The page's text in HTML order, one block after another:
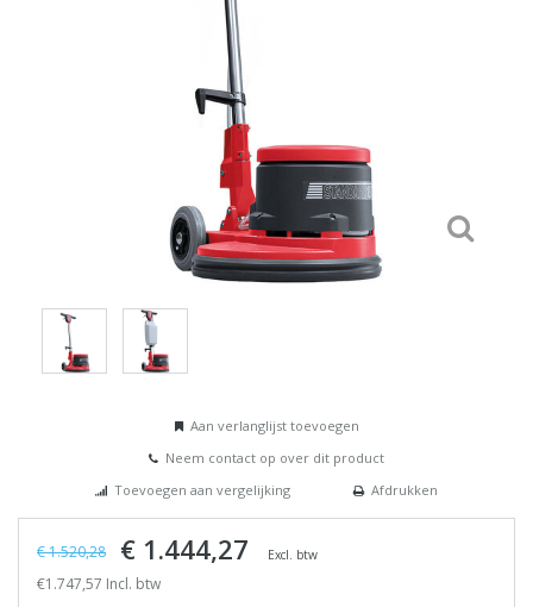
Aan verlanglijst toevoegen
Neem contact op over dit product
Toevoegen aan vergelijking
Afdrukken
€ 1.520,28 € 1.444,27 Excl. btw
€1.747,57 Incl. btw